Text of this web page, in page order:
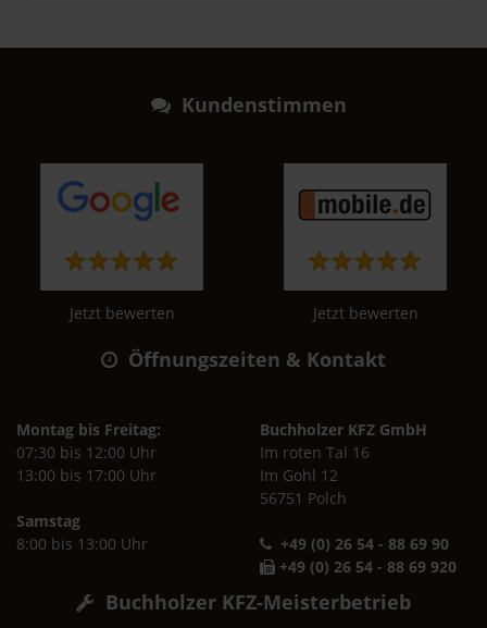
Kundenstimmen
Jetzt bewerten Jetzt bewerten
Öffnungszeiten & Kontakt
Montag bis Freitag:
07:30 bis 12:00 Uhr
13:00 bis 17:00 Uhr
Samstag
8:00 bis 13:00 Uhr
Buchholzer KFZ GmbH
Im roten Tal 16
Im Gohl 12
56751 Polch
+49 (0) 26 54 - 88 69 90
+49 (0) 26 54 - 88 69 920
Buchholzer KFZ-Meisterbetrieb